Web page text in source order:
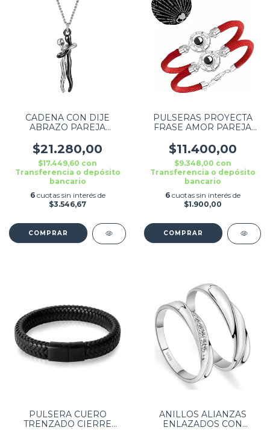
CADENA CON DIJE
ABRAZO PAREJA
$21.280,00
$17.449,60 con
Transferencia o depósito
bancario
6 cuotas sin interés de
$3.546,67
PULSERAS PROYECTA
FRASE AMOR PAREJA
$11.400,00
$9.348,00 con
Transferencia o depósito
bancario
6 cuotas sin interés de
$1.900,00
PULSERA CUERO
TRENZADO CIERRE
ANILLOS ALIANZAS
ENLAZADOS CON